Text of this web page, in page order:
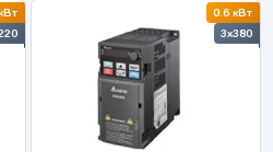
0.6 кВт
3x380